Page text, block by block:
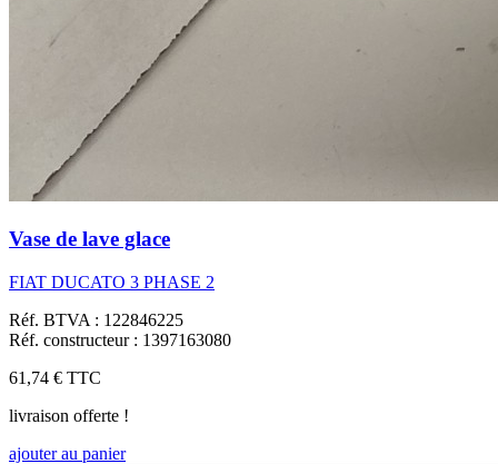
Vase de lave glace
FIAT DUCATO 3 PHASE 2
Réf. BTVA : 122846225
Réf. constructeur : 1397163080
61,74 € TTC
livraison offerte !
ajouter au panier